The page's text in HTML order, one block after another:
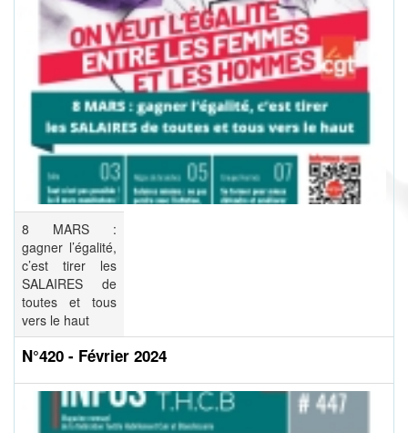
8 MARS :
gagner l’égalité,
c’est tirer les
SALAIRES de
toutes et tous
vers le haut
N°420 - Février 2024